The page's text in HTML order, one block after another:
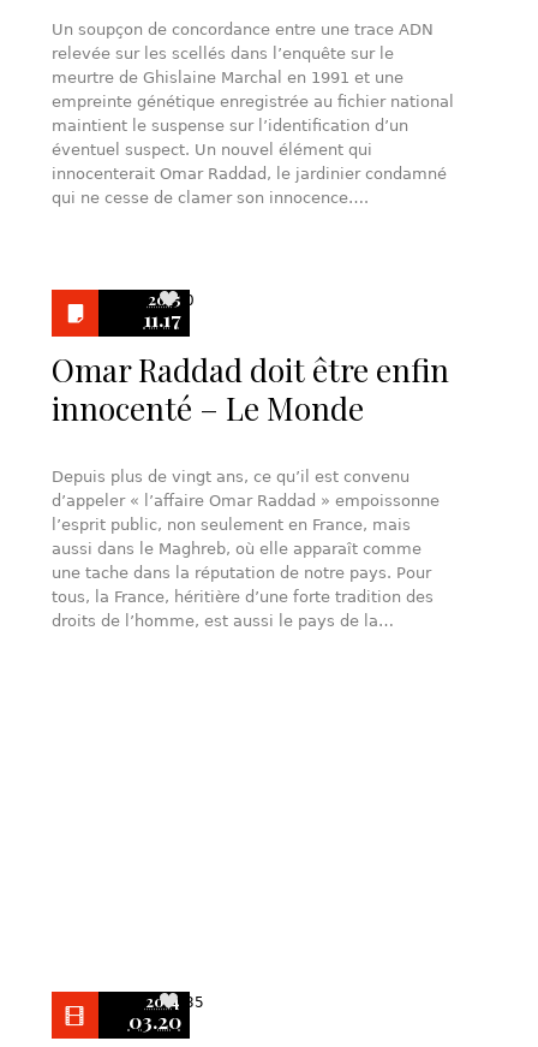
Un soupçon de concordance entre une trace ADN
relevée sur les scellés dans l’enquête sur le
meurtre de Ghislaine Marchal en 1991 et une
empreinte génétique enregistrée au fichier national
maintient le suspense sur l’identification d’un
éventuel suspect. Un nouvel élément qui
innocenterait Omar Raddad, le jardinier condamné
qui ne cesse de clamer son innocence….
2015
11.17
0
Omar Raddad doit être enfin
innocenté – Le Monde
Depuis plus de vingt ans, ce qu’il est convenu
d’appeler « l’affaire Omar Raddad » empoissonne
l’esprit public, non seulement en France, mais
aussi dans le Maghreb, où elle apparaît comme
une tache dans la réputation de notre pays. Pour
tous, la France, héritière d’une forte tradition des
droits de l’homme, est aussi le pays de la…
2014
03.20
35